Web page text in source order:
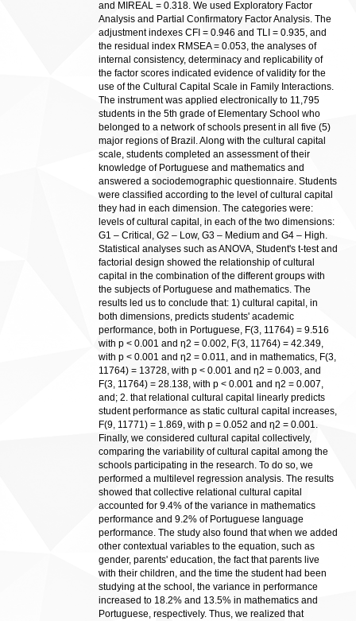
and MIREAL = 0.318. We used Exploratory Factor
Analysis and Partial Confirmatory Factor Analysis. The
adjustment indexes CFI = 0.946 and TLI = 0.935, and
the residual index RMSEA = 0.053, the analyses of
internal consistency, determinacy and replicability of
the factor scores indicated evidence of validity for the
use of the Cultural Capital Scale in Family Interactions.
The instrument was applied electronically to 11,795
students in the 5th grade of Elementary School who
belonged to a network of schools present in all five (5)
major regions of Brazil. Along with the cultural capital
scale, students completed an assessment of their
knowledge of Portuguese and mathematics and
answered a sociodemographic questionnaire. Students
were classified according to the level of cultural capital
they had in each dimension. The categories were:
levels of cultural capital, in each of the two dimensions:
G1 – Critical, G2 – Low, G3 – Medium and G4 – High.
Statistical analyses such as ANOVA, Student's t-test and
factorial design showed the relationship of cultural
capital in the combination of the different groups with
the subjects of Portuguese and mathematics. The
results led us to conclude that: 1) cultural capital, in
both dimensions, predicts students' academic
performance, both in Portuguese, F(3, 11764) = 9.516
with p < 0.001 and η2 = 0.002, F(3, 11764) = 42.349,
with p < 0.001 and η2 = 0.011, and in mathematics, F(3,
11764) = 13728, with p < 0.001 and η2 = 0.003, and
F(3, 11764) = 28.138, with p < 0.001 and η2 = 0.007,
and; 2. that relational cultural capital linearly predicts
student performance as static cultural capital increases,
F(9, 11771) = 1.869, with p = 0.052 and η2 = 0.001.
Finally, we considered cultural capital collectively,
comparing the variability of cultural capital among the
schools participating in the research. To do so, we
performed a multilevel regression analysis. The results
showed that collective relational cultural capital
accounted for 9.4% of the variance in mathematics
performance and 9.2% of Portuguese language
performance. The study also found that when we added
other contextual variables to the equation, such as
gender, parents' education, the fact that parents live
with their children, and the time the student had been
studying at the school, the variance in performance
increased to 18.2% and 13.5% in mathematics and
Portuguese, respectively. Thus, we realized that